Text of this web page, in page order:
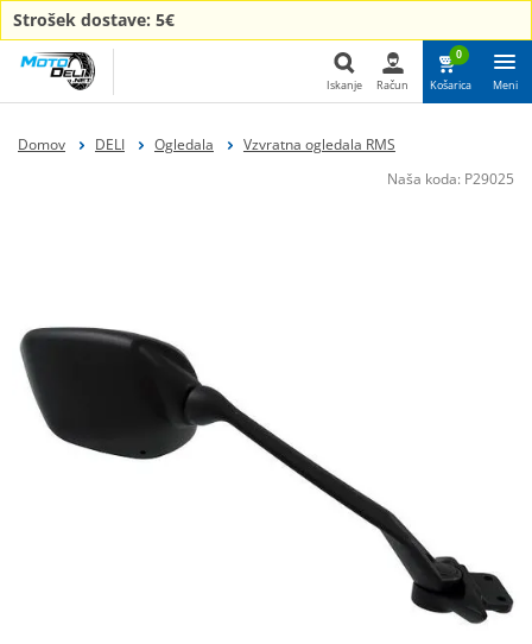
Strošek dostave: 5€
Iskanje Račun
0
Košarica Meni
Domov DELI Ogledala
Vzvratna ogledala RMS
Naša koda: P29025